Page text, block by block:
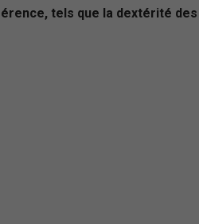
tels que la dextérité